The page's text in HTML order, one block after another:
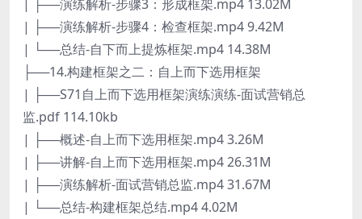
| ├──演练解析-步骤3：形成框架.mp4 13.02M
| ├──演练解析-步骤4：检查框架.mp4 9.42M
| └──总结-自下而上提炼框架.mp4 14.38M
├──14.构建框架之二：自上而下选用框架
| ├──S71自上而下选用框架演练演练-面试营销总
监.pdf 114.10kb
| ├──概述-自上而下选用框架.mp4 3.26M
| ├──讲解-自上而下选用框架.mp4 26.31M
| ├──演练解析-面试营销总监.mp4 31.67M
| └──总结-构建框架总结.mp4 4.02M